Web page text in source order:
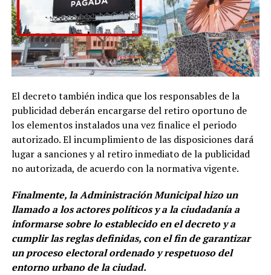
El decreto también indica que los responsables de la
publicidad deberán encargarse del retiro oportuno de
los elementos instalados una vez finalice el periodo
autorizado. El incumplimiento de las disposiciones dará
lugar a sanciones y al retiro inmediato de la publicidad
no autorizada, de acuerdo con la normativa vigente.
Finalmente, la Administración Municipal hizo un
llamado a los actores políticos y a la ciudadanía a
informarse sobre lo establecido en el decreto y a
cumplir las reglas definidas, con el fin de garantizar
un proceso electoral ordenado y respetuoso del
entorno urbano de la ciudad.